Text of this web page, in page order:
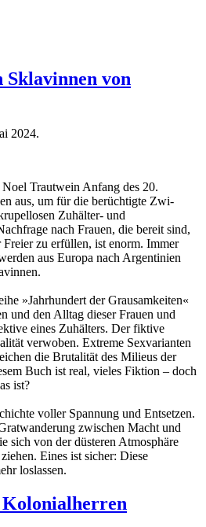
Sklavinnen von
2024.
Trautwein Anfang des 20.
aus, um für die berüchtigte Zwi-
Zuhälter- und
nach Frauen, die bereit sind,
Freier zu erfüllen, ist enorm. Immer
aus Europa nach Argentinien
»Jahrhundert der Grausamkeiten«
und den Alltag dieser Frauen und
eines Zuhälters. Der fiktive
verwoben. Extreme Sexvarianten
die Brutalität des Milieus der
Buch ist real, vieles Fiktion – doch
ist?
voller Spannung und Entsetzen.
zwischen Macht und
sich von der düsteren Atmosphäre
Eines ist sicher: Diese
loslassen.
Kolonialherren